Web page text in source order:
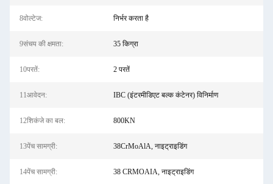
8वोल्टेज: निर्भर करता है
9संचय की क्षमता: 35 किग्रा
10परतें: 2 परतें
11आवेदन: IBC (इंटरमीडिएट बल्क कंटेनर) विनिर्माण
12शिकंजे का बल: 800KN
13पेंच सामग्री: 38CrMoAlA, नाइट्राइडिंग
14पेंच सामग्री: 38 CRMOAIA, नाइट्राइडिंग